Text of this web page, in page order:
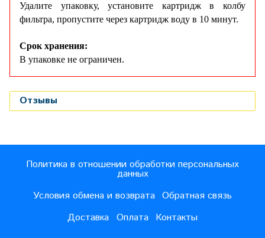
Удалите упаковку, установите картридж в колбу
фильтра, пропустите через картридж воду в 10 минут.
Срок хранения:
В упаковке не ограничен.
Отзывы
Политика в отношении обработки персональных
данных
Условия обмена и возврата Обратная связь
Доставка Оплата Контакты